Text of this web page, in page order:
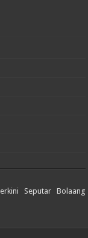
Seputar Bolaang